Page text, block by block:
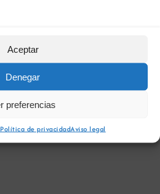
Aceptar
Denegar
preferencias
Política de privacidadAviso legal
mina de lignito das